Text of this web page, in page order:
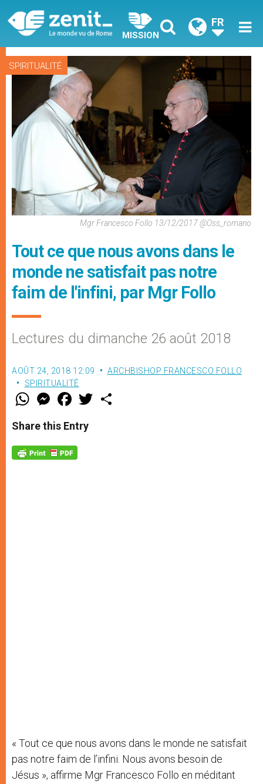
MISSION
FR
SPIRITUALITÉ
Mgr Francesco Follo 13/12/2017 @Oss_romano
Tout ce que nous avons dans le
monde ne satisfait pas notre
faim de l'infini, par Mgr Follo
Lectures du dimanche 26 août 2018
AOÛT 24, 2018 12:09
ARCHBISHOP FRANCESCO FOLLO
SPIRITUALITÉ
W
t
s
p
p
M
e
s
e
g
e
F
a
e
b
o
k
w
Share this Entry
« Tout ce que nous avons dans le monde ne satisfait
pas notre faim de l’infini. Nous avons besoin de
Jésus », affirme Mgr Francesco Follo en méditant